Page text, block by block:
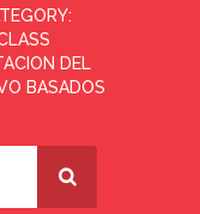
DEL
BASADOS